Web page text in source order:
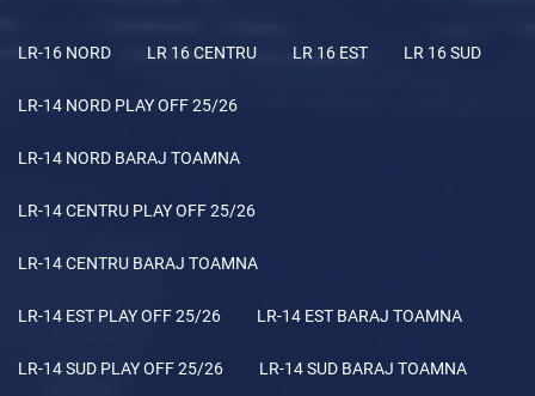
LR-16 NORD LR 16 CENTRU LR 16 EST LR 16 SUD
LR-14 NORD PLAY OFF 25/26
LR-14 NORD BARAJ TOAMNA
LR-14 CENTRU PLAY OFF 25/26
LR-14 CENTRU BARAJ TOAMNA
LR-14 EST PLAY OFF 25/26 LR-14 EST BARAJ TOAMNA
LR-14 SUD PLAY OFF 25/26 LR-14 SUD BARAJ TOAMNA